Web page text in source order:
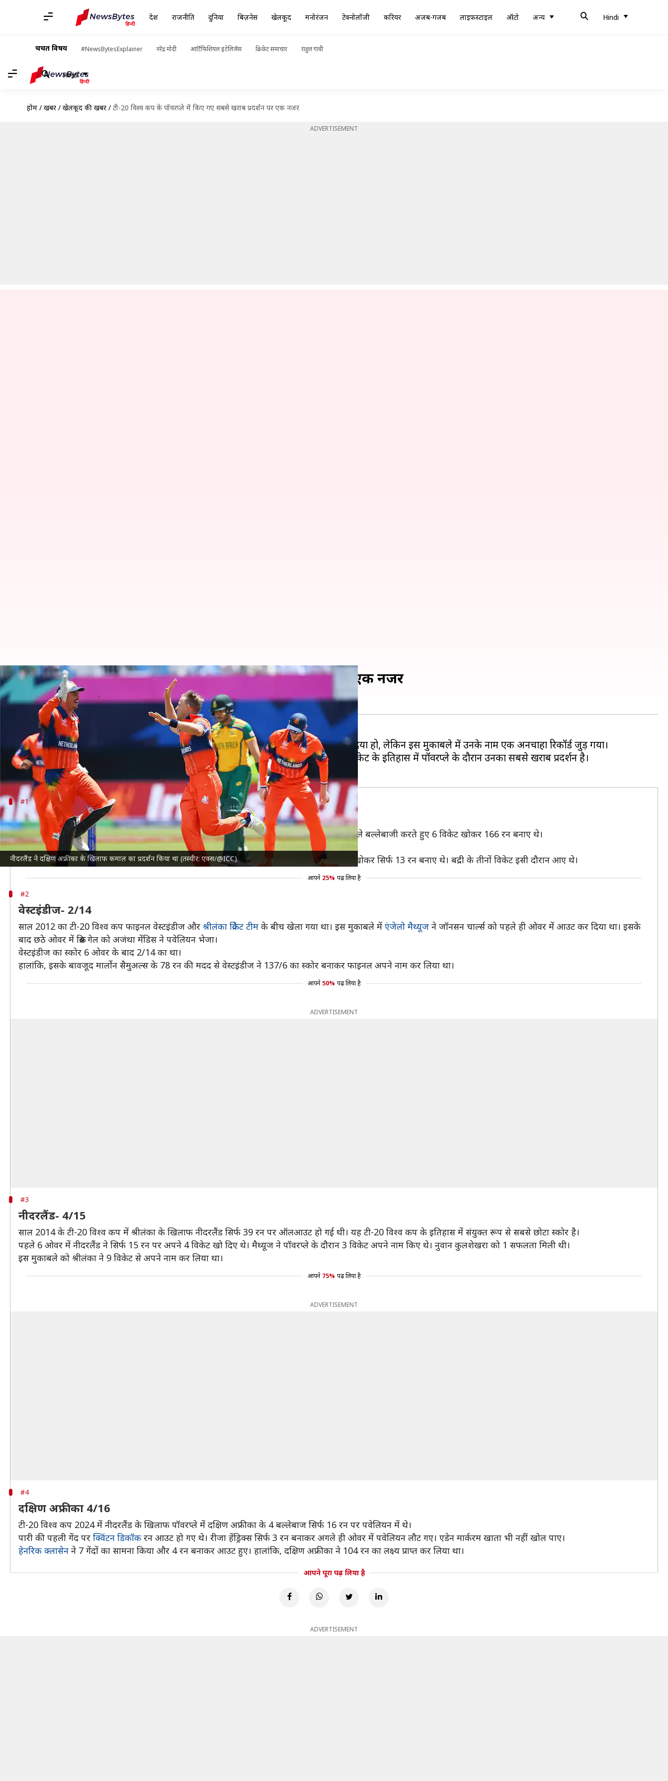
देश राजनीति दुनिया बिज़नेस खेलकूद मनोरंजन टेक्नोलॉजी करियर अजब-गजब लाइफस्टाइल ऑटो अन्य Hindi
चर्चित विषय #NewsBytesExplainer नरेंद्र मोदी आर्टिफिशियल इंटेलिजेंस क्रिकेट समाचार राहुल गांधी
Hindi
होम / खबरें / खेलकूद की खबरें / टी-20 विश्व कप के पॉवरप्ले में किए गए सबसे खराब प्रदर्शन पर एक नजर
ADVERTISEMENT
नीदरलैंड ने दक्षिण अफ्रीका के खिलाफ कमाल का प्रदर्शन किया था (तस्वीर: एक्स/@ICC)
टी-20 विश्व कप के पॉवरप्ले में किए गए सबसे खराब प्रदर्शन पर एक नजर
आदर्श कुमार Jun 09, 2024
क्या है खबर?
दक्षिण अफ्रीका क्रिकेट टीम टी-20 विश्व कप 2024के 16वें मुकाबले में भले ही नीदरलैंड को हरा दिया हो, लेकिन इस मुकाबले में उनके नाम एक अनचाहा रिकॉर्ड जुड़ गया।
दक्षिण अफ्रीका ने पॉवरप्ले के दौरान 4 विकेट खोकर सिर्फ 16 रन बनाए थे। यह टी-20 अंतरराष्ट्रीय क्रिकेट के इतिहास में पॉवरप्ले के दौरान उनका सबसे खराब प्रदर्शन है।
#1
पाकिस्तान- 4/13
वेस्टइंडीज क्रिकेट टीमनेपाकिस्तान क्रिकेट टीमको साल 2014 के विश्व कप में धो डाला था। वेस्टइंडीज ने पहले बल्लेबाजी करते हुए 6 विकेट खोकर 166 रन बनाए थे।
जवाब में पाकिस्तान सिर्फ 82 रन पर ऑलआउट हो गई थी।
सैमुअल बद्री और सुनील नरेन ने 3-3 विकेट अपने नाम किए थे। पॉवरप्ले के दौरान पाकिस्तान ने 4 विकेट खोकर सिर्फ 13 रन बनाए थे। बद्री के तीनों विकेट इसी दौरान आए थे।
आपने 25% पढ़ लिया है
#2
वेस्टइंडीज- 2/14
साल 2012 का टी-20 विश्व कप फाइनल वेस्टइंडीज और श्रीलंका क्रिकेट टीम के बीच खेला गया था। इस मुकाबले में एंजेलो मैथ्यूज ने जॉनसन चार्ल्स को पहले ही ओवर में आउट कर दिया था। इसके
बाद छठे ओवर में क्रिस गेल को अजंथा मेंडिस ने पवेलियन भेजा।
वेस्टइंडीज का स्कोर 6 ओवर के बाद 2/14 का था।
हालांकि, इसके बावजूद मार्लोन सैमुअल्स के 78 रन की मदद से वेस्टइंडीज ने 137/6 का स्कोर बनाकर फाइनल अपने नाम कर लिया था।
आपने 50% पढ़ लिया है
ADVERTISEMENT
#3
नीदरलैंड- 4/15
साल 2014 के टी-20 विश्व कप में श्रीलंका के खिलाफ नीदरलैंड सिर्फ 39 रन पर ऑलआउट हो गई थी। यह टी-20 विश्व कप के इतिहास में संयुक्त रूप से सबसे छोटा स्कोर है।
पहले 6 ओवर में नीदरलैंड ने सिर्फ 15 रन पर अपने 4 विकेट खो दिए थे। मैथ्यूज ने पॉवरप्ले के दौरान 3 विकेट अपने नाम किए थे। नुवान कुलशेखरा को 1 सफलता मिली थी।
इस मुकाबले को श्रीलंका ने 9 विकेट से अपने नाम कर लिया था।
आपने 75% पढ़ लिया है
ADVERTISEMENT
#4
दक्षिण अफ्रीका 4/16
टी-20 विश्व कप 2024 में नीदरलैंड के खिलाफ पॉवरप्ले में दक्षिण अफ्रीका के 4 बल्लेबाज सिर्फ 16 रन पर पवेलियन में थे।
पारी की पहली गेंद पर क्विंटन डिकॉक रन आउट हो गए थे। रीजा हेंड्रिक्स सिर्फ 3 रन बनाकर अगले ही ओवर में पवेलियन लौट गए। एडेन मार्करम खाता भी नहीं खोल पाए।
हेनरिक क्लासेन ने 7 गेंदों का सामना किया और 4 रन बनाकर आउट हुए। हालांकि, दक्षिण अफ्रीका ने 104 रन का लक्ष्य प्राप्त कर लिया था।
आपने पूरा पढ़ लिया है
ADVERTISEMENT